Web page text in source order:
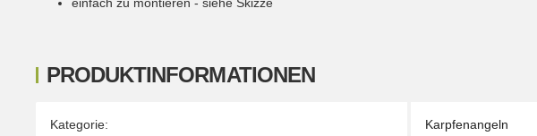
PRODUKTINFORMATIONEN
Produkteigenschaft
Wert
Kategorie: Karpfenangeln